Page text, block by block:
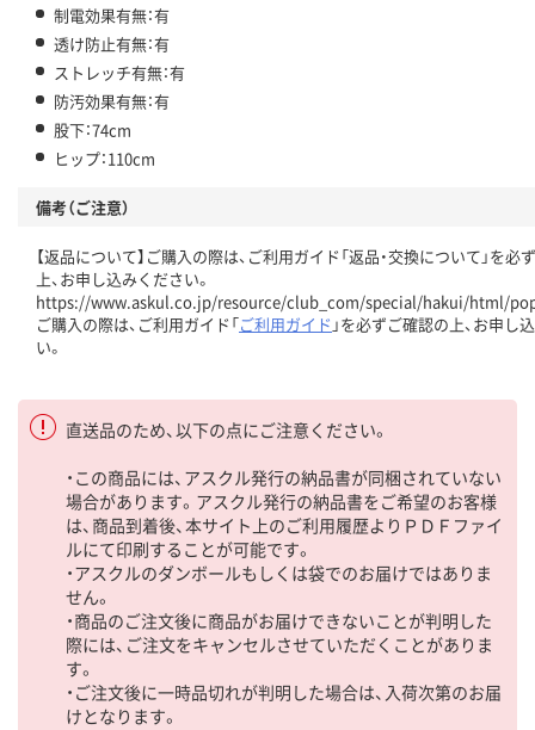
制電効果有無：有
透け防止有無：有
ストレッチ有無：有
防汚効果有無：有
股下：74cm
ヒップ：110cm
備考（ご注意）
【返品について】ご購入の際は、ご利用ガイド「返品・交換について」を必
上、お申し込みください。
https://www.askul.co.jp/resource/club_com/special/hakui/html/
ご購入の際は、ご利用ガイド「ご利用ガイド 」を必ずご確認の上、お申し
い。
直送品のため、以下の点にご注意ください。
・この商品には、アスクル発行の納品書が同梱されていない
場合があります。アスクル発行の納品書をご希望のお客様
は、商品到着後、本サイト上のご利用履歴よりＰＤＦファイ
ルにて印刷することが可能です。
・アスクルのダンボールもしくは袋でのお届けではありま
せん。
・商品のご注文後に商品がお届けできないことが判明した
際には、ご注文をキャンセルさせていただくことがありま
す。
・ご注文後に一時品切れが判明した場合は、入荷次第のお届
けとなります。